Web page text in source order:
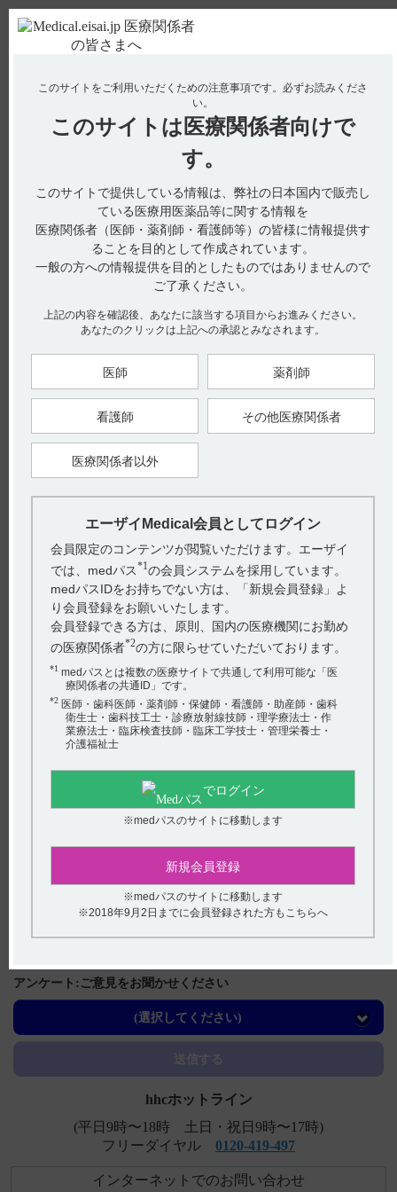
使用期限検索 Drug Information
No : 8154
【ハラヴェン】 用法及び用量について教えてく
【ハラヴェン】
用法及び用量について教えてください。
電子添文には、用法及び用量に関する以下の記載があります。
通常、成人には、エリブリンメシル酸塩として、1日1回
（体表面積）を2～5分間かけて、週1回、静脈内投与
する。これを2週連続で行い、3週目は休薬する。これを1サイ
クルとして、投与を繰り返す。なお、患者の状態により適宜減
7. 用法及び用量に関連する注意（引用2）
7.1 他の抗悪性腫瘍剤との併用について、有効性及び安全性は
確立していない。
7.2 本剤の投与にあたっては、以下の基準を参考に必要に応じ
て、投与を延期、減量又は休薬すること。
●ハラヴェンの適正使用情報は、下記サイトでも提供します。
medical.eisai.jp/products/HAL_V1/index.html
【引用】
1）ハラヴェン静注1mg電子添文 2022年1月改訂（第1版） 6. 用
法及び用量
2）ハラヴェン静注1mg電子添文 2022年1月改訂（第1版） 7. 用
法及び用量に関連する注意
2025年2月
関連するQ&A
【コアテック】 規格の種類、製剤の大きさ、添加物など
【ハラヴェン】 用法用量で投与時間が「2～5分」に設定
された理由は？
【メチコバール・錠・細粒】 製品名の由来について教え
てください。
【ハラヴェン】 肝機能障害患者への投与について教えて
アンケート:ご意見をお聞かせください
(選択してください)
このサイトをご利用いただくための注意事項です。 必ずお読みくださ
い。
このサイトは 医療関係者向けで
す。
このサイトで提供している情報は、弊社の日本国内で販売し
ている医療用医薬品等に関する情報を
医療関係者（医師・薬剤師・看護師等）の皆様に情報提供す
ることを目的として作成されています。
一般の方への情報提供を目的としたものではありませんので
ご了承ください。
上記の内容を確認後、あなたに該当する項目からお進みください。
あなたのクリックは上記への承認とみなされます。
医師 薬剤師
看護師 その他医療関係者
医療関係者以外
エーザイMedical会員としてログイン
会員限定のコンテンツが閲覧いただけます。エーザイ
では、medパス*1の会員システムを採用しています。
medパスIDをお持ちでない方は、「新規会員登録」よ
り会員登録をお願いいたします。
会員登録できる方は、原則、国内の医療機関にお勤め
の医療関係者*2の方に限らせていただいております。
*1 medパスとは複数の医療サイトで共通して利用可能な「医
療関係者の共通ID」です。
*2 医師・歯科医師・薬剤師・保健師・看護師・助産師・歯科
衛生士・歯科技工士・診療放射線技師・理学療法士・作
業療法士・臨床検査技師・臨床工学技士・管理栄養士・
介護福祉士
でログイン
※medパスのサイトに移動します
新規会員登録
※medパスのサイトに移動します
※2018年9月2日までに会員登録された方もこちらへ
hhcホットライン
(平日9時〜18時 土日・祝日9時〜17時)
フリーダイヤル 0120-419-497
インターネットでのお問い合わせ